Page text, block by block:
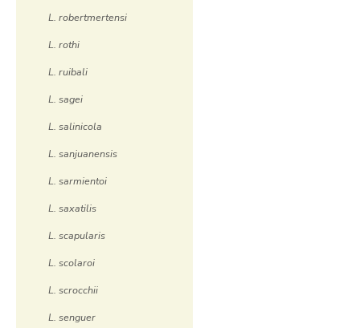
L. robertmertensi
L. rothi
L. ruibali
L. sagei
L. salinicola
L. sanjuanensis
L. sarmientoi
L. saxatilis
L. scapularis
L. scolaroi
L. scrocchii
L. senguer